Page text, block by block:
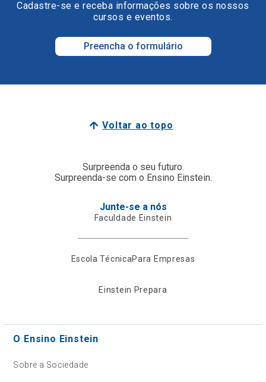
Cadastre-se e receba informações sobre os nossos
cursos e eventos.
Preencha o formulário
Voltar ao topo
Surpreenda o seu futuro.
Surpreenda-se com o Ensino Einstein.
Junte-se a nós
Faculdade Einstein
Escola TécnicaPara Empresas
Einstein Prepara
O Ensino Einstein
Sobre a Sociedade